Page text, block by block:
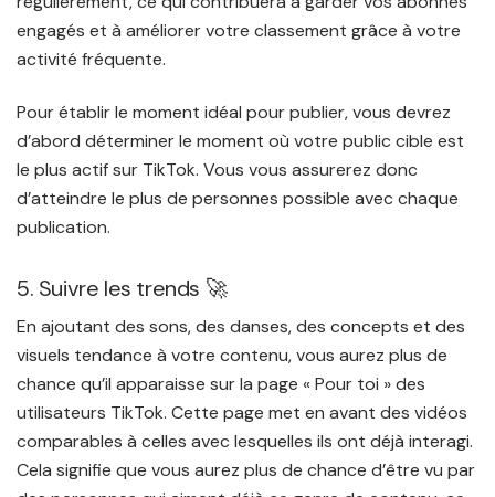
engagés et à améliorer votre classement grâce à votre
activité fréquente.
Pour établir le moment idéal pour publier, vous devrez
d’abord déterminer le moment où votre public cible est
le plus actif sur TikTok. Vous vous assurerez donc
d’atteindre le plus de personnes possible avec chaque
publication.
5. Suivre les trends 🚀
En ajoutant des sons, des danses, des concepts et des
visuels tendance à votre contenu, vous aurez plus de
chance qu’il apparaisse sur la page « Pour toi » des
utilisateurs TikTok. Cette page met en avant des vidéos
comparables à celles avec lesquelles ils ont déjà interagi.
Cela signifie que vous aurez plus de chance d’être vu par